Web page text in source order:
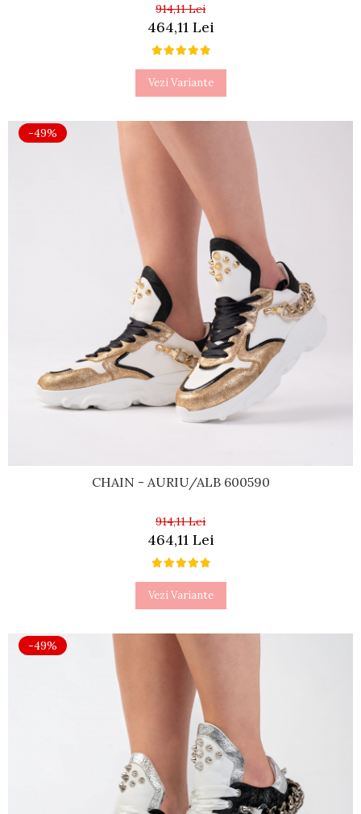
914,11 Lei
464,11 Lei
Vezi Variante
-49%
CHAIN - AURIU/ALB 600590
914,11 Lei
464,11 Lei
Vezi Variante
-49%